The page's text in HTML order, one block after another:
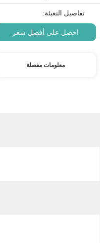
تفاصيل التعبئة:
احصل على أفضل سعر
معلومات مفصلة